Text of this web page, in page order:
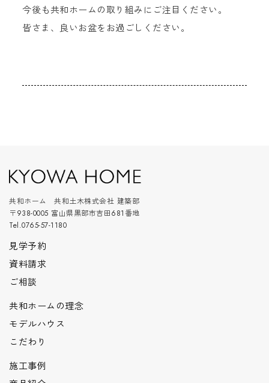
今後も共和ホームの取り組みにご注目ください。
皆さま、良いお盆をお過ごしください。
共和ホーム 共和土木株式会社 建築部
〒938-0005 富山県黒部市吉田681番地
Tel.0765-57-1180
見学予約
資料請求
ご相談
共和ホームの理念
モデルハウス
こだわり
施工事例